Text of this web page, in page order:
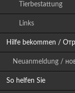
Tierbestattung
Links
Hilfe bekommen /
Neuanmeldung /
So helfen Sie